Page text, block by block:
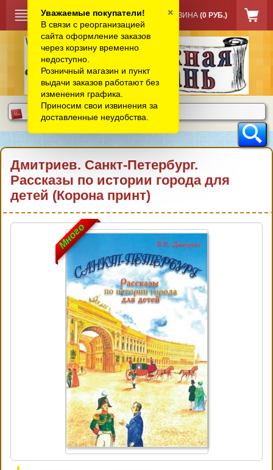
КОРЗИНА (0 РУБ.)
Дмитриев. Санкт-Петербург.
Рассказы по истории города для
детей (Корона принт)
Много
Уважаемые покупатели!
В связи с реорганизацией
сайта оформление заказов
через корзину временно
недоступно.
Розничный магазин и пункт
выдачи заказов работают без
изменения графика.
Приносим свои извинения за
доставленные неудобства.
×